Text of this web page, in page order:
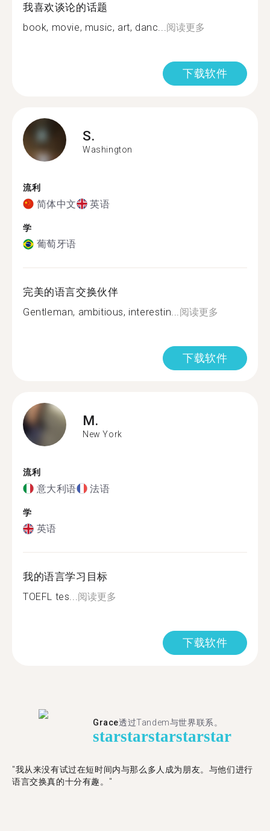
我喜欢谈论的话题
book, movie, music, art, danc...阅读更多
下载软件
S.
Washington
流利
简体中文 英语
学
葡萄牙语
完美的语言交换伙伴
Gentleman, ambitious, interestin...阅读更多
下载软件
M.
New York
流利
意大利语 法语
学
英语
我的语言学习目标
TOEFL tes...阅读更多
下载软件
Grace透过Tandem与世界联系。
starstarstarstarstar
"我从来没有试过在短时间内与那么多人成为朋友。与他们进行
语言交换真的十分有趣。"